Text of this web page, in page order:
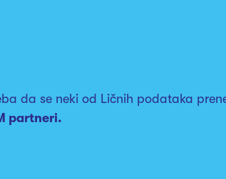
da se neki od Ličnih podataka
partneri.